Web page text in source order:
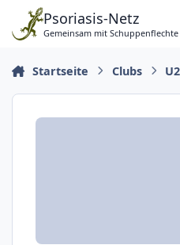
Zu Inhalt springen
Psoriasis-Netz
Gemeinsam mit Schuppenflechte
Startseite Clubs